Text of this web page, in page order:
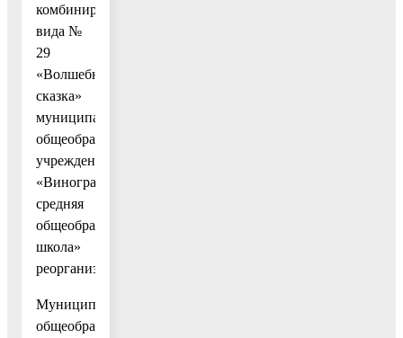
комбинированного
вида №
29
«Волшебная
сказка»
муниципальное
общеобразовательное
учреждение
«Виноградовская
средняя
общеобразовательная
школа»
реорганизовано.
Муниципальное
общеобразовательное